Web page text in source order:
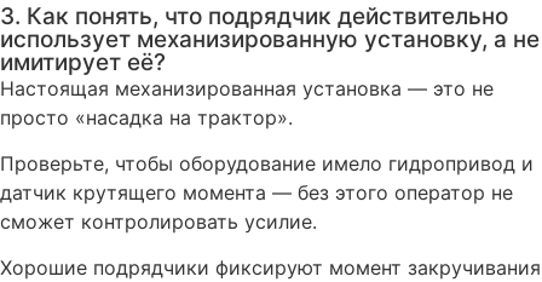
3. Как понять, что подрядчик действительно
использует механизированную установку, а не
имитирует её?
Настоящая механизированная установка — это не
просто «насадка на трактор».
Проверьте, чтобы оборудование имело гидропривод и
датчик крутящего момента — без этого оператор не
сможет контролировать усилие.
Хорошие подрядчики фиксируют момент закручивания